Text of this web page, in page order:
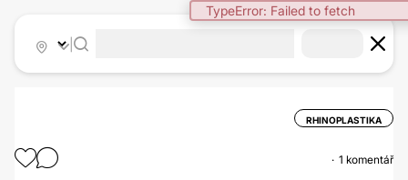
TypeError: Failed to fetch
RHINOPLASTIKA
1 komentář